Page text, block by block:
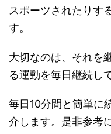
スポーツされたりす
す。
大切なのは、それを
る運動を毎日継続し
毎日10分間と簡単に
介します。是非参考